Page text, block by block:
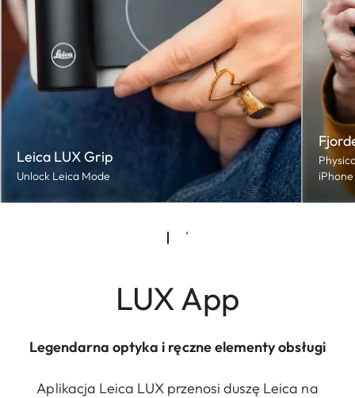
Leica LUX Grip
Unlock Leica Mode
LUX App
Legendarna optyka i ręczne elementy obsługi
Aplikacja Leica LUX przenosi duszę Leica na